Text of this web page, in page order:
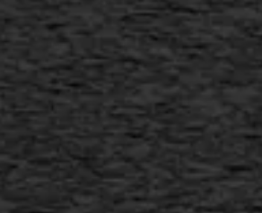
Flexigoot
Vertical seal
Vlakslijpen
Vorstschade
AWS ASFALTWERKEN